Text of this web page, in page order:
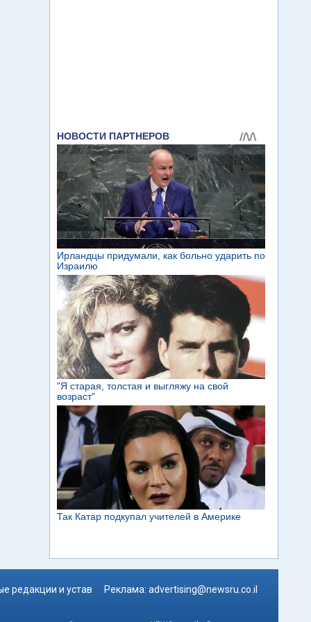
редакции и устав Реклама: advertising@newsru.co.il